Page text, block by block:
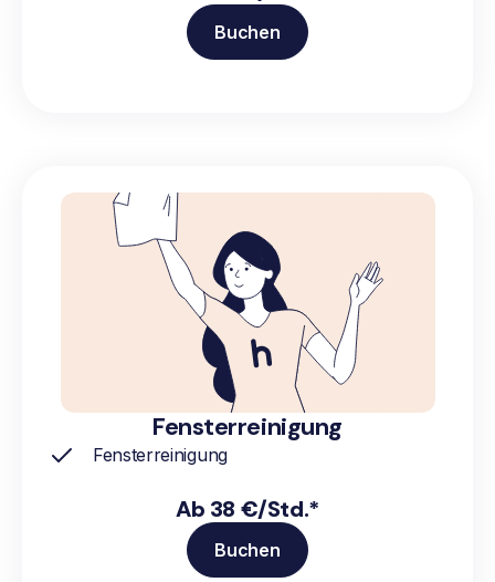
Buchen
Fensterreinigung
Fensterreinigung
Ab 38 €/Std.*
Buchen